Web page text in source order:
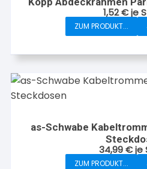
1,52€je
ZUM PRODUKT...
as-Schwabe
34,99€je
ZUM PRODUKT...